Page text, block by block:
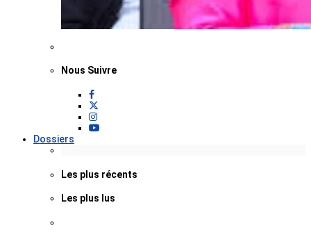
Nous Suivre
Dossiers
Les plus récents
Les plus lus